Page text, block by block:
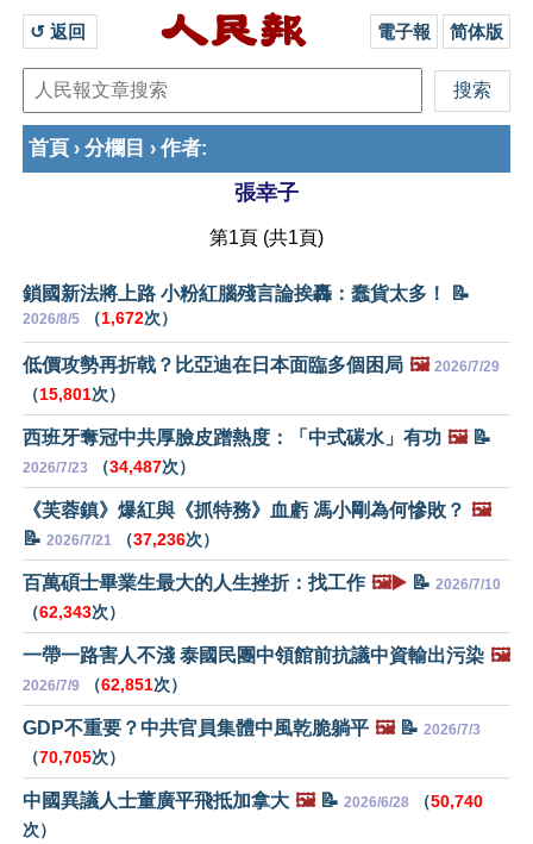
↺ 返回 電子報 简体版
首頁 › 分欄目 › 作者:
張幸子
第1頁 (共1頁)
鎖國新法將上路 小粉紅腦殘言論挨轟：蠢貨太多！ 📝
2026/8/5 （1,672次）
低價攻勢再折戟？比亞迪在日本面臨多個困局 🖼️ 2026/7/29
（15,801次）
西班牙奪冠中共厚臉皮蹭熱度：「中式碳水」有功 🖼️📝
2026/7/23 （34,487次）
《芙蓉鎮》爆紅與《抓特務》血虧 馮小剛為何慘敗？ 🖼️
📝 2026/7/21 （37,236次）
百萬碩士畢業生最大的人生挫折：找工作 🖼️▶️ 📝 2026/7/10
（62,343次）
一帶一路害人不淺 泰國民團中領館前抗議中資輸出污染 🖼️
2026/7/9 （62,851次）
GDP不重要？中共官員集體中風乾脆躺平 🖼️📝 2026/7/3
（70,705次）
中國異議人士董廣平飛抵加拿大 🖼️📝 2026/6/28 （50,740
次）